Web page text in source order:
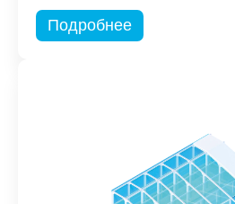
Подробнее